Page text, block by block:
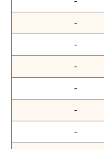
-
-
-
-
-
-